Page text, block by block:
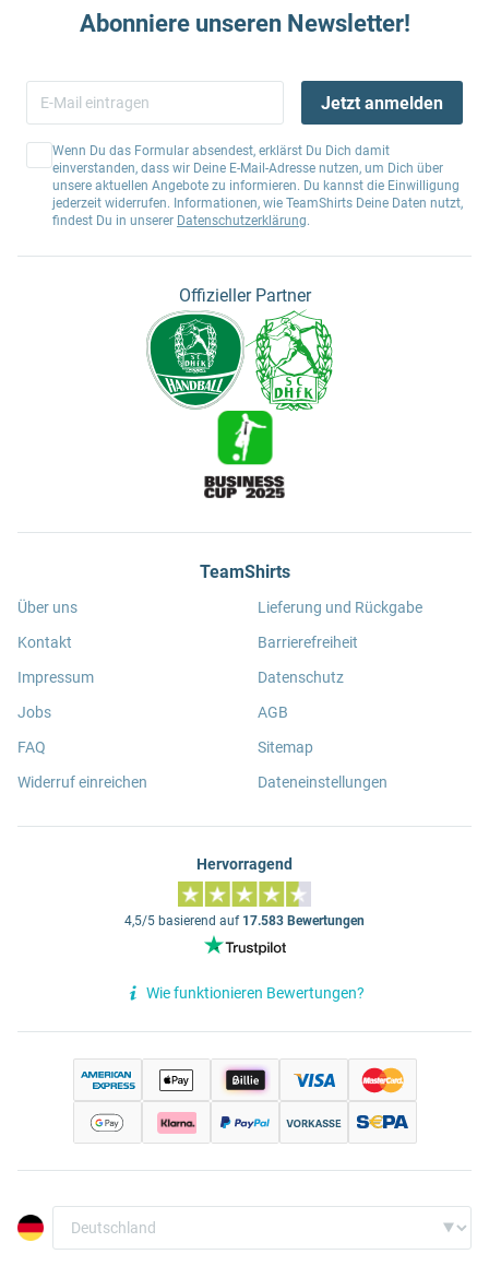
Abonniere unseren Newsletter!
Jetzt anmelden
Wenn Du das Formular absendest, erklärst Du Dich damit
einverstanden, dass wir Deine E-Mail-Adresse nutzen, um Dich über
unsere aktuellen Angebote zu informieren. Du kannst die Einwilligung
jederzeit widerrufen. Informationen, wie TeamShirts Deine Daten nutzt,
findest Du in unserer Datenschutzerklärung.
Offizieller Partner
TeamShirts
Über uns
Kontakt
Impressum
Jobs
FAQ
Widerruf einreichen
Lieferung und Rückgabe
Barrierefreiheit
Datenschutz
AGB
Sitemap
Dateneinstellungen
Hervorragend
4,5/5 basierend auf 17.583 Bewertungen
Wie funktionieren Bewertungen?